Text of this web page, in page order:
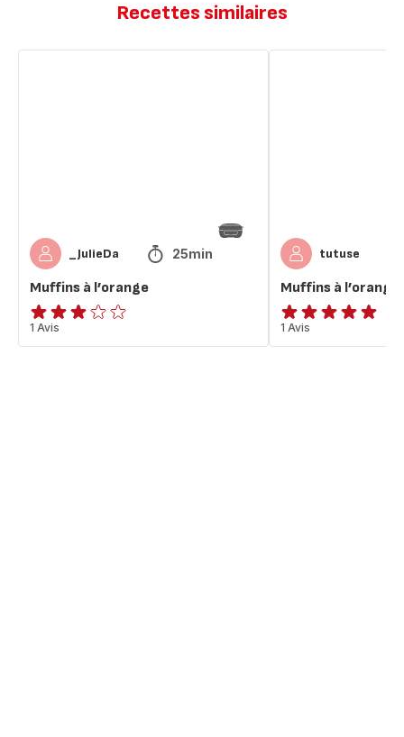
Recettes similaires
_JulieDa 25min
Muffins à l’orange
Avis
3
1 Avis
tutuse
Muffins à l’orange
Avis
5
1 Avis